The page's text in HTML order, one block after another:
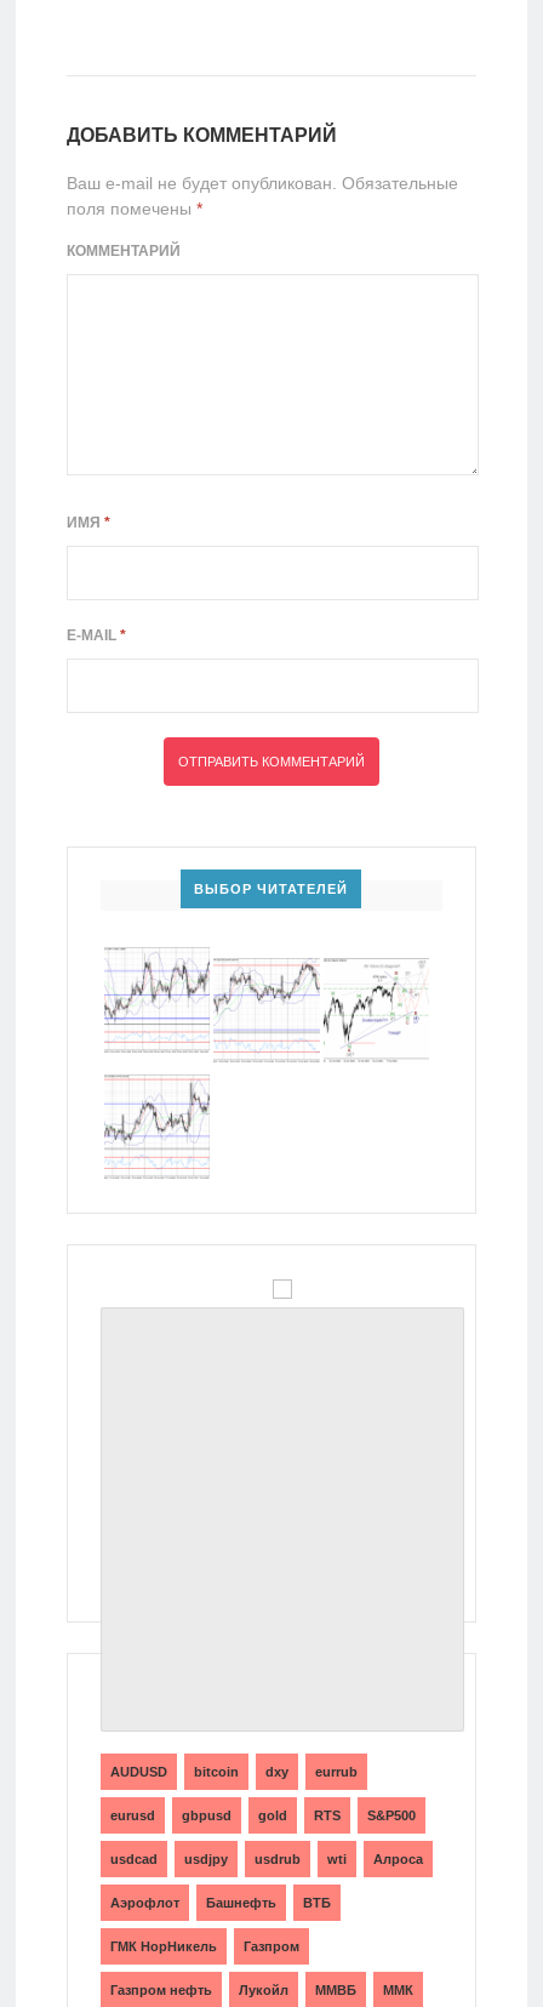
ДОБАВИТЬ КОММЕНТАРИЙ
Ваш e-mail не будет опубликован. Обязательные
поля помечены *
КОММЕНТАРИЙ
ИМЯ *
E-MAIL *
ВЫБОР ЧИТАТЕЛЕЙ
AUDUSD bitcoin dxy eurrub
eurusd gbpusd gold RTS S&P500
usdcad usdjpy usdrub wti Алроса
Аэрофлот Башнефть ВТБ
ГМК НорНикель Газпром
Газпром нефть Лукойл ММВБ ММК